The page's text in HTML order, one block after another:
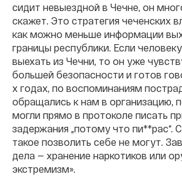
сидит невыездной в Чечне, он
скажет. Это стратегия чеченских
как можно меньше информации
границы республики. Если
выехать из Чечни, то он уже
большей безопасности и готов
х годах, по воспоминаниям
обращались к нам в организацию,
могли прямо в протоколе писать
задержания „потому что пи**рас“.
такое позволить себе не могут.
дела — хранение наркотиков или
экстремизм».